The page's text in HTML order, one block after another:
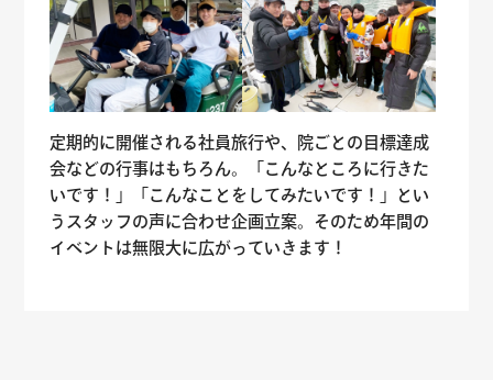
定期的に開催される社員旅行や、院ごとの目標達成
会などの行事はもちろん。「こんなところに行きた
いです！」「こんなことをしてみたいです！」とい
うスタッフの声に合わせ企画立案。そのため年間の
イベントは無限大に広がっていきます！